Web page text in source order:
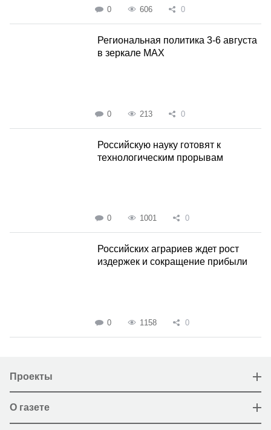
0 606 0
Региональная политика 3-6 августа
в зеркале MAX
0 213 0
Российскую науку готовят к
технологическим прорывам
0 1001 0
Российских аграриев ждет рост
издержек и сокращение прибыли
0 1158 0
Проекты
О газете